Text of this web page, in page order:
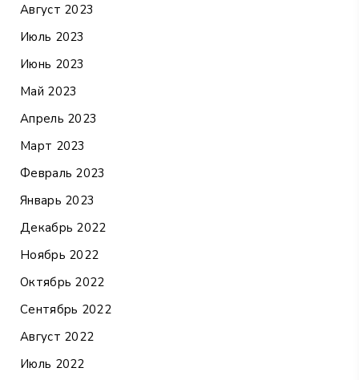
Август 2023
Июль 2023
Июнь 2023
Май 2023
Апрель 2023
Март 2023
Февраль 2023
Январь 2023
Декабрь 2022
Ноябрь 2022
Октябрь 2022
Сентябрь 2022
Август 2022
Июль 2022